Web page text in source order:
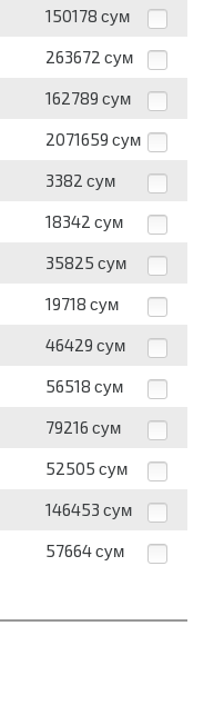
150178 сум
263672 сум
162789 сум
2071659 сум
3382 сум
18342 сум
35825 сум
19718 сум
46429 сум
56518 сум
79216 сум
52505 сум
146453 сум
57664 сум